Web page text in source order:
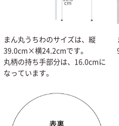
まん丸うちわのサイズは、縦
39.0cm×横24.2cmです。
丸柄の持ち手部分は、16.0cmに
なっています。